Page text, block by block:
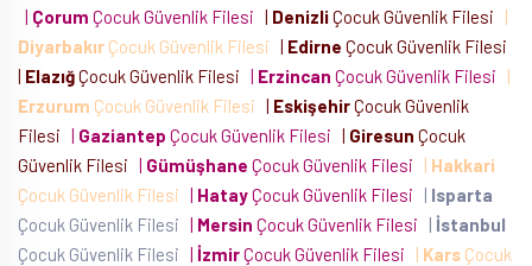
| Çorum Çocuk Güvenlik Filesi | DenizliÇocuk Güvenlik Filesi
|
Diyarbakır Çocuk Güvenlik Filesi | Edirne Çocuk Güvenlik Filesi
| ElazığÇocuk Güvenlik Filesi | Erzincan Çocuk Güvenlik Filesi
|
Erzurum Çocuk Güvenlik Filesi | EskişehirÇocuk Güvenlik
Filesi | Gaziantep Çocuk Güvenlik Filesi | Giresun Çocuk
Güvenlik Filesi | Gümüşhane Çocuk Güvenlik Filesi | Hakkari
Çocuk Güvenlik Filesi | HatayÇocuk Güvenlik Filesi | Isparta
Çocuk Güvenlik Filesi | Mersin Çocuk Güvenlik Filesi | İstanbul
Çocuk Güvenlik Filesi | İzmirÇocuk Güvenlik Filesi | Kars Çocuk